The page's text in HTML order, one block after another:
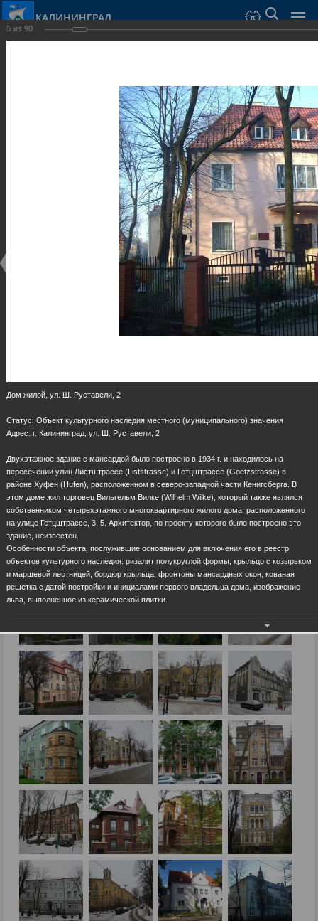
КАЛИНИНГРАД
5 из 90
Дом жилой, ул. Ш. Руставели, 2
Статус: Объект культурного наследия местного (муниципального) значения
Адрес: г. Калининград, ул. Ш. Руставели, 2
Двухэтажное здание с мансардой было построено в 1934 г. и находилось на
пересечении улиц Листштрассе (Liststrasse) и Гетцштрассе (Goetzstrasse) в
районе Хуфен (Hufen), расположенном в северо-западной части Кенигсберга. В
этом доме жил торговец Вильгельм Вилке (Wilhelm Wilke), который также являлся
собственником четырехэтажного многоквартирного жилого дома, расположенного
на улице Гетцштрассе, 3, 5. Архитектор, по проекту которого было построено это
здание, неизвестен.
Особенности объекта, послужившие основанием для включения его в реестр
объектов культурного наследия: ризалит полукруглой формы, крыльцо с козырьком
и маршевой лестницей, бордюр крыльца, фронтоны мансардных окон, кованая
решетка с датой постройки и инициалами первого владельца дома, изображение
льва, выполненное из керамической плитки.